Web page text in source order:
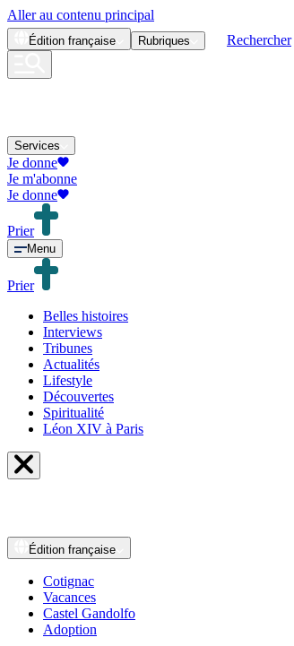
Aller au contenu principal
Édition française Rubriques Rechercher
Services
Je donne
Je m'abonne
Je donne
Prier
Menu
Prier
Belles histoires
Interviews
Tribunes
Actualités
Lifestyle
Découvertes
Spiritualité
Léon XIV à Paris
Édition française
Cotignac
Vacances
Castel Gandolfo
Adoption